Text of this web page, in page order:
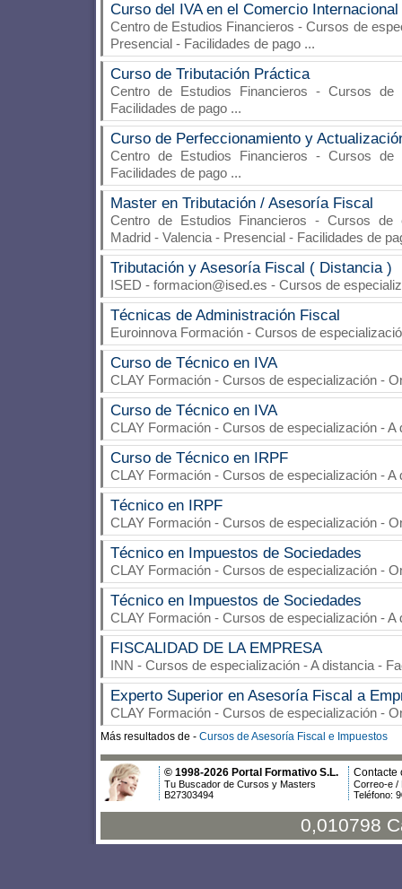
Curso del IVA en el Comercio Internacional
Centro de Estudios Financieros - Cursos de
Presencial - Facilidades de pago ...
Curso de Tributación Práctica
Centro de Estudios Financieros - Cursos de
Facilidades de pago ...
Curso de Perfeccionamiento y
Centro de Estudios Financieros - Cursos de
Facilidades de pago ...
Master en Tributación / Asesoría Fiscal
Centro de Estudios Financieros - Cursos de
Madrid - Valencia - Presencial - Facilidades de
Tributación y Asesoría Fiscal ( Distancia )
ISED - formacion@ised.es - Cursos de
Técnicas de Administración Fiscal
Euroinnova Formación - Cursos de
Curso de Técnico en IVA
CLAY Formación - Cursos de especialización -
Curso de Técnico en IVA
CLAY Formación - Cursos de especialización -
Curso de Técnico en IRPF
CLAY Formación - Cursos de especialización -
Técnico en IRPF
CLAY Formación - Cursos de especialización -
Técnico en Impuestos de Sociedades
CLAY Formación - Cursos de especialización -
Técnico en Impuestos de Sociedades
CLAY Formación - Cursos de especialización -
FISCALIDAD DE LA EMPRESA
INN - Cursos de especialización - A distancia -
Experto Superior en Asesoría Fiscal a
CLAY Formación - Cursos de especialización -
Más resultados de - Cursos de Asesoría Fiscal e Impuestos
© 1998-2026 Portal Formativo S.L.
Tu Buscador de Cursos y Masters
B27303494
Contacte
Correo-e /
Teléfono:
0,010798